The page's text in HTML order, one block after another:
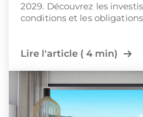
2029. Découvrez les
conditions et les
Lire l'article ( 4 min)